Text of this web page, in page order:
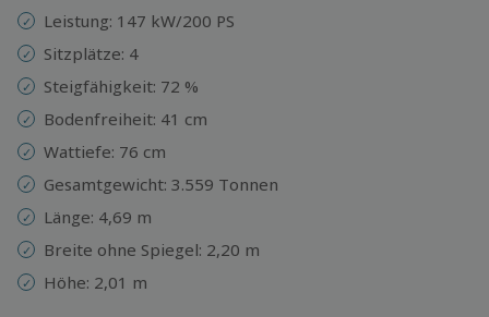
Leistung: 147 kW/200 PS
Sitzplätze: 4
Steigfähigkeit: 72 %
Bodenfreiheit: 41 cm
Wattiefe: 76 cm
Gesamtgewicht: 3.559 Tonnen
Länge: 4,69 m
Breite ohne Spiegel: 2,20 m
Höhe: 2,01 m